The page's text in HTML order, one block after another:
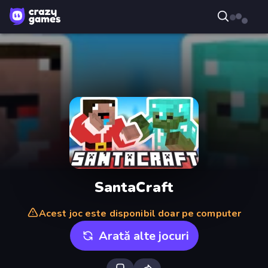
SantaCraft
Acest joc este disponibil doar pe computer
Arată alte jocuri